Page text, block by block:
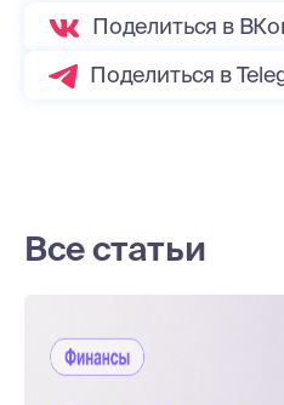
Поделиться в
Поделиться в
Все статьи